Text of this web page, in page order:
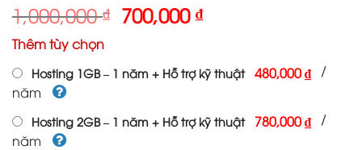
1,000,000₫ Giá
gốc
1,000,000 ₫.
700,000₫Giá
là:
Thêm tùy chọn
Hosting 1GB – 1 năm + Hỗ trợ kỹ thuật 480,000 ₫ /
năm
Hosting 2GB – 1 năm + Hỗ trợ kỹ thuật 780,000 ₫ /
năm